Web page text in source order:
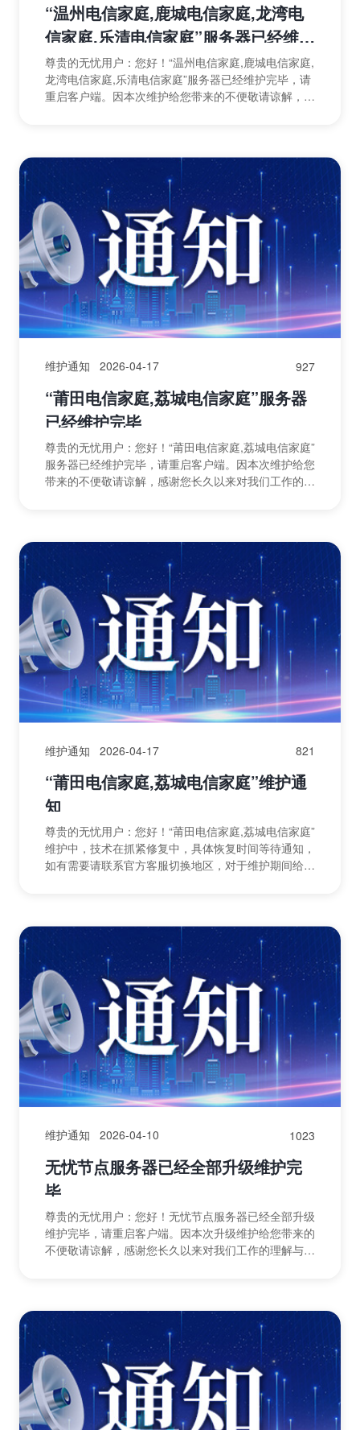
“温州电信家庭,鹿城电信家庭,龙湾电
信家庭,乐清电信家庭”服务器已经维护
完毕
尊贵的无忧用户：您好！“温州电信家庭,鹿城电信家庭,
龙湾电信家庭,乐清电信家庭”服务器已经维护完毕，请
重启客户端。因本次维护给您带来的不便敬请谅解，感
维护通知 2026-04-17 927
“莆田电信家庭,荔城电信家庭”服务器
已经维护完毕
尊贵的无忧用户：您好！“莆田电信家庭,荔城电信家庭”
服务器已经维护完毕，请重启客户端。因本次维护给您
带来的不便敬请谅解，感谢您长久以来对我们工作的理
维护通知 2026-04-17 821
“莆田电信家庭,荔城电信家庭”维护通
知
尊贵的无忧用户：您好！“莆田电信家庭,荔城电信家庭”
维护中，技术在抓紧修复中，具体恢复时间等待通知，
如有需要请联系官方客服切换地区，对于维护期间给您
维护通知 2026-04-10 1023
无忧节点服务器已经全部升级维护完
毕
尊贵的无忧用户：您好！无忧节点服务器已经全部升级
维护完毕，请重启客户端。因本次升级维护给您带来的
不便敬请谅解，感谢您长久以来对我们工作的理解与支